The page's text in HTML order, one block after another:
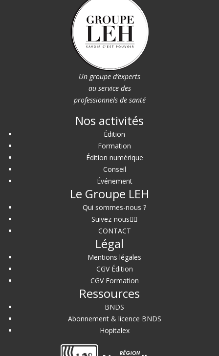
Un groupe d’experts
au service des
professionnels de santé
Nos activités
Édition
Formation
Édition numérique
Conseil
Événement
Le Groupe LEH
Qui sommes-nous ?
Suivez-nous
CONTACT
Légal
Mentions légales
CGV Édition
CGV Formation
Ressources
BNDS
Abonnement & licence BNDS
Hopitalex